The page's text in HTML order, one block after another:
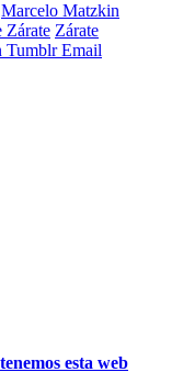
Marcelo Matzkin
Zárate Zárate
Tumblr Email
esta web